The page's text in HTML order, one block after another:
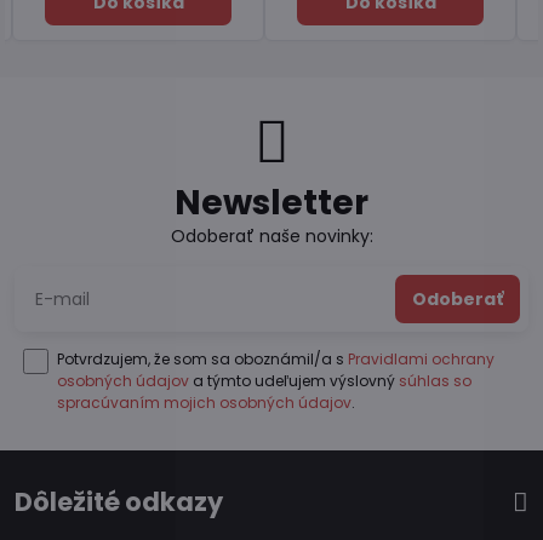
Newsletter
Odoberať naše novinky:
Odoberať
Potvrdzujem, že som sa oboznámil/a s Pravidlami ochrany
osobných údajov a týmto udeľujem výslovný súhlas so
spracúvaním mojich osobných údajov.
Dôležité odkazy